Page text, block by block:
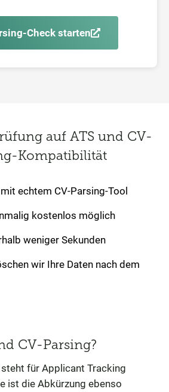
Check starten
auf ATS und CV-
Kompatibilität
echtem CV-Parsing-Tool
kostenlos möglich
weniger Sekunden
wir Ihre Daten nach dem
CV-Parsing?
steht für Applicant Tracking
ist die Abkürzung ebenso